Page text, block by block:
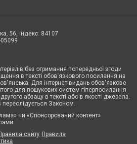
56, індекс: 84107
05099
без отримання попередньої згоди
в тексті обов'язкового посилання на
Для інтернет-видань обов'язкове
для пошукових систем гіперпосилання
абзацу в тексті або в якості джерела.
Законом.
чи «Спонсорований контент»
сайту Правила